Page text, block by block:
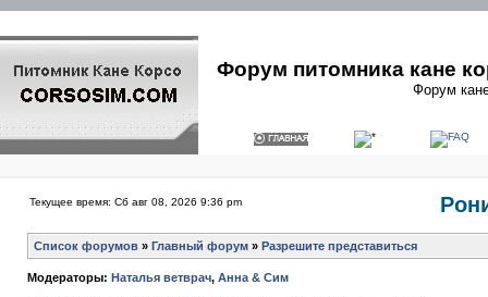
Форум питомника кане
Форум
Текущее время: Сб авг 08, 2026 9:36 pm
Список форумов » Главный форум » Разрешите представиться
Модераторы: Наталья ветврач, Анна & Сим